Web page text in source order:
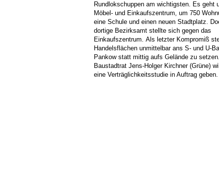
Rundlokschuppen am wichtigsten. Es geht
Möbel- und Einkaufszentrum, um 750
eine Schule und einen neuen Stadtplatz.
dortige Bezirksamt stellte sich gegen das
Einkaufszentrum. Als letzter Kompromiß
Handelsflächen unmittelbar ans S- und U-
Pankow statt mittig aufs Gelände zu
Baustadtrat Jens-Holger Kirchner (Grüne)
eine Verträglichkeitsstudie in Auftrag geben.